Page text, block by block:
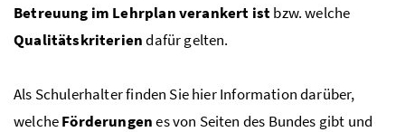
Betreuung im Lehrplan verankert istbzw. welche
Qualitätskriteriendafür gelten.
Als Schulerhalter finden Sie hier Information darüber,
welcheFörderungenes von Seiten des Bundes gibt und